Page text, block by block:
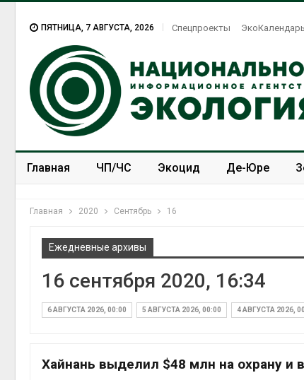
ПЯТНИЦА, 7 АВГУСТА, 2026 Спецпроекты ЭкоКалендарь
Главная ЧП/ЧС Экоцид Де-Юре
Главная 2020 Сентябрь 16
Ежедневные архивы
16 сентября 2020, 16:34
6 АВГУСТА 2026, 00:00 5 АВГУСТА 2026, 00:00 4 АВГУСТА 2026,
Хайнань выделил $48 млн на охрану и